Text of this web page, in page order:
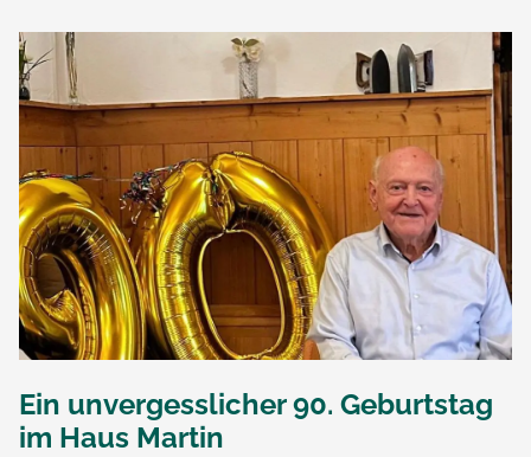
Ein unvergesslicher 90. Geburtstag
im Haus Martin